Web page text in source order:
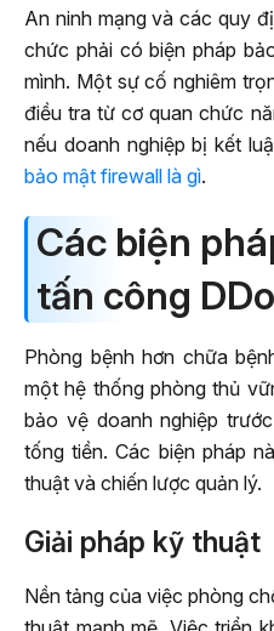
An ninh mạng và các quy
chức phải có biện pháp
mình. Một sự cố nghiêm
điều tra từ cơ quan chức
nếu doanh nghiệp bị kết
bảo mật firewall là gì.
Các biện
tấn công
Phòng bệnh hơn chữa
một hệ thống phòng thủ
bảo vệ doanh nghiệp
tống tiền. Các biện pháp
thuật và chiến lược quản lý.
Giải pháp kỹ thuật
Nền tảng của việc phòng